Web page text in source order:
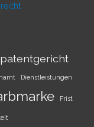
Dienstleistungen
Frist